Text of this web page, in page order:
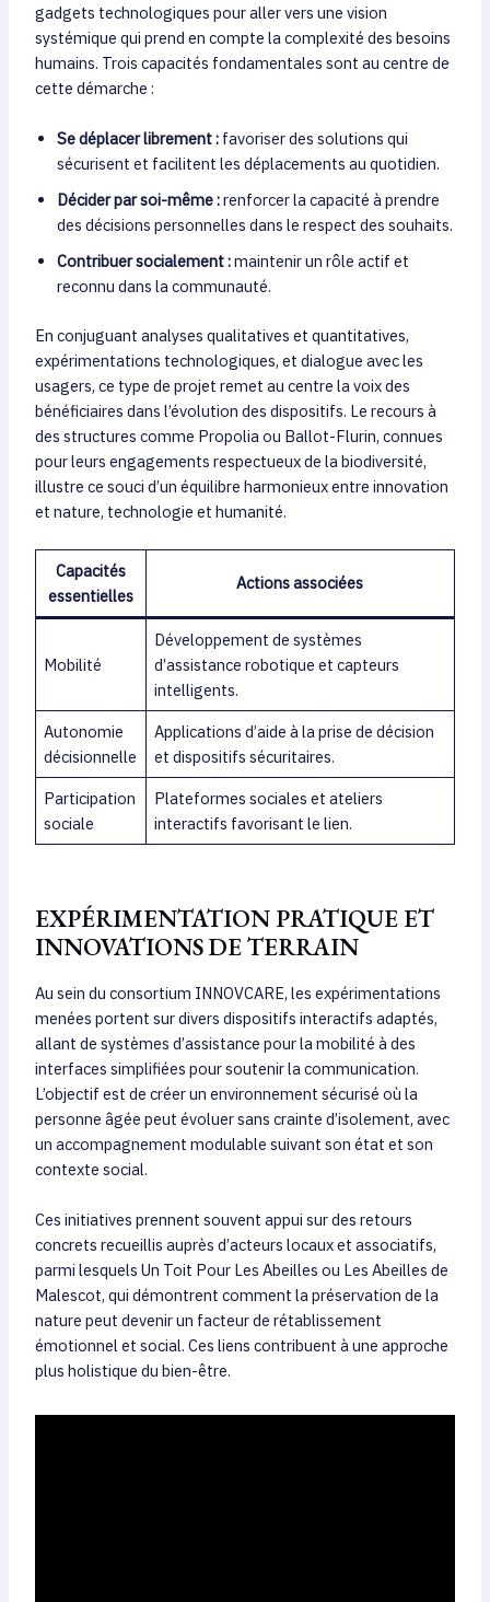
gadgets technologiques pour aller vers une vision
systémique qui prend en compte la complexité des besoins
humains. Trois capacités fondamentales sont au centre de
cette démarche :
Se déplacer librement :favoriser des solutions qui
sécurisent et facilitent les déplacements au quotidien.
Décider par soi-même :renforcer la capacité à prendre
des décisions personnelles dans le respect des souhaits.
Contribuer socialement :maintenir un rôle actif et
reconnu dans la communauté.
En conjuguant analyses qualitatives et quantitatives,
expérimentations technologiques, et dialogue avec les
usagers, ce type de projet remet au centre la voix des
bénéficiaires dans l’évolution des dispositifs. Le recours à
des structures comme Propolia ou Ballot-Flurin, connues
pour leurs engagements respectueux de la biodiversité,
illustre ce souci d’un équilibre harmonieux entre innovation
et nature, technologie et humanité.
Capacités
essentielles
Actions associées
Mobilité
Développement de systèmes
d’assistance robotique et capteurs
intelligents.
Autonomie
décisionnelle
Applications d’aide à la prise de décision
et dispositifs sécuritaires.
Participation
sociale
Plateformes sociales et ateliers
interactifs favorisant le lien.
EXPÉRIMENTATION PRATIQUE ET
INNOVATIONS DE TERRAIN
Au sein du consortium INNOVCARE, les expérimentations
menées portent sur divers dispositifs interactifs adaptés,
allant de systèmes d’assistance pour la mobilité à des
interfaces simplifiées pour soutenir la communication.
L’objectif est de créer un environnement sécurisé où la
personne âgée peut évoluer sans crainte d’isolement, avec
un accompagnement modulable suivant son état et son
contexte social.
Ces initiatives prennent souvent appui sur des retours
concrets recueillis auprès d’acteurs locaux et associatifs,
parmi lesquels Un Toit Pour Les Abeilles ou Les Abeilles de
Malescot, qui démontrent comment la préservation de la
nature peut devenir un facteur de rétablissement
émotionnel et social. Ces liens contribuent à une approche
plus holistique du bien-être.